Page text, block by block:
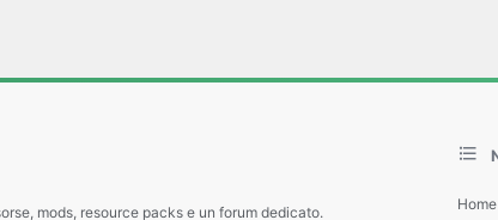
mods, resource packs e un forum dedicato.
Home